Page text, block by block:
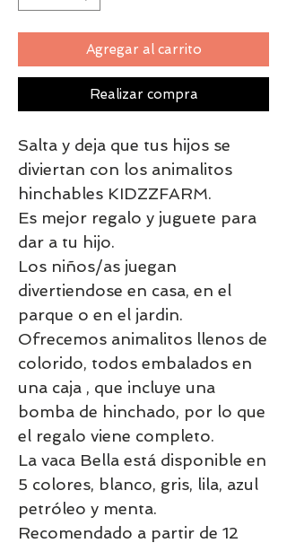
Agregar al carrito
Realizar compra
Salta y deja que tus hijos se
diviertan con los animalitos
hinchables KIDZZFARM.
Es mejor regalo y juguete para
dar a tu hijo.
Los niños/as juegan
divertiendose en casa, en el
parque o en el jardin.
Ofrecemos animalitos llenos de
colorido, todos embalados en
una caja , que incluye una
bomba de hinchado, por lo que
el regalo viene completo.
La vaca Bella está disponible en
5 colores, blanco, gris, lila, azul
petróleo y menta.
Recomendado a partir de 12